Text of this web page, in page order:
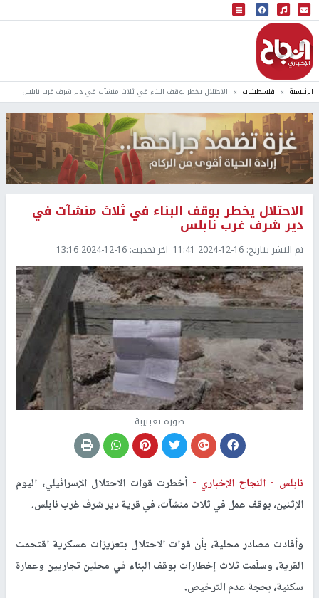
البث المباشر
إذاعة النجاح
الرئيسية فلسطينيات الاحتلال يخطر بوقف البناء في ثلاث منشآت في دير شرف غرب نابلس
الاحتلال يخطر بوقف البناء في ثلاث منشآت في
دير شرف غرب نابلس
تم النشر بتاريخ: 2024-12-16 11:41 اخر تحديث: 2024-12-16 13:16
صورة تعبيرية
نابلس -النجاح الإخباري - أخطرت قوات الاحتلال الإسرائيلي، اليوم
الإثنين، بوقف عمل في ثلاث منشآت، في قرية دير شرف غرب نابلس.
وأفادت مصادر محلية، بأن قوات الاحتلال بتعزيزات عسكرية اقتحمت
القرية، وسلّمت ثلاث إخطارات بوقف البناء في محلين تجاريين وعمارة
سكنية، بحجة عدم الترخيص.